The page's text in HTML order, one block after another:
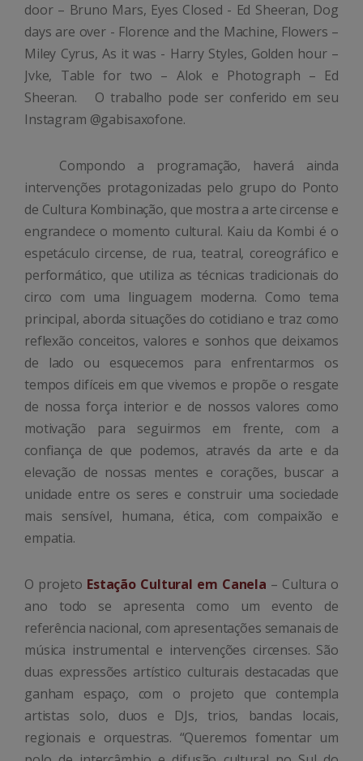
door – Bruno Mars, Eyes Closed - Ed Sheeran, Dog
days are over - Florence and the Machine, Flowers –
Miley Cyrus, As it was - Harry Styles, Golden hour –
Jvke, Table for two – Alok e Photograph – Ed
Sheeran. O trabalho pode ser conferido em seu
Instagram @gabisaxofone.
Compondo a programação, haverá ainda
intervenções protagonizadas pelo grupo do Ponto
de Cultura Kombinação, que mostra a arte circense e
engrandece o momento cultural. Kaiu da Kombi é o
espetáculo circense, de rua, teatral, coreográfico e
performático, que utiliza as técnicas tradicionais do
circo com uma linguagem moderna. Como tema
principal, aborda situações do cotidiano e traz como
reflexão conceitos, valores e sonhos que deixamos
de lado ou esquecemos para enfrentarmos os
tempos difíceis em que vivemos e propõe o resgate
de nossa força interior e de nossos valores como
motivação para seguirmos em frente, com a
confiança de que podemos, através da arte e da
elevação de nossas mentes e corações, buscar a
unidade entre os seres e construir uma sociedade
mais sensível, humana, ética, com compaixão e
empatia.
O projeto Estação Cultural em Canela – Cultura o
ano todo se apresenta como um evento de
referência nacional, com apresentações semanais de
música instrumental e intervenções circenses. São
duas expressões artístico culturais destacadas que
ganham espaço, com o projeto que contempla
artistas solo, duos e DJs, trios, bandas locais,
regionais e orquestras. “Queremos fomentar um